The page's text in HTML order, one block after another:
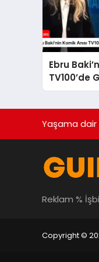
Ebru
TV100’de
Yaşama dair
Reklam %
Copyright ©